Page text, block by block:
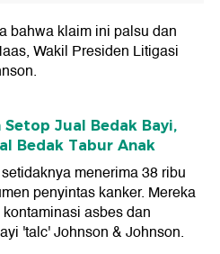
bahwa klaim ini palsu dan
Wakil Presiden Litigasi
Jual Bedak Bayi,
Bedak Tabur Anak
menerima 38 ribu
penyintas kanker. Mereka
asbes dan
'talc' Johnson & Johnson.